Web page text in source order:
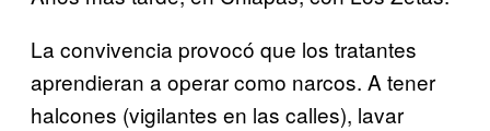
La convivencia provocó que los tratantes
aprendieran a operar como narcos. A tener
halcones (vigilantes en las calles), lavar